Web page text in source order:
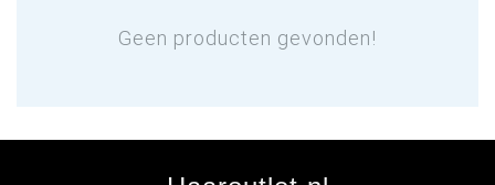
Geen producten gevonden!